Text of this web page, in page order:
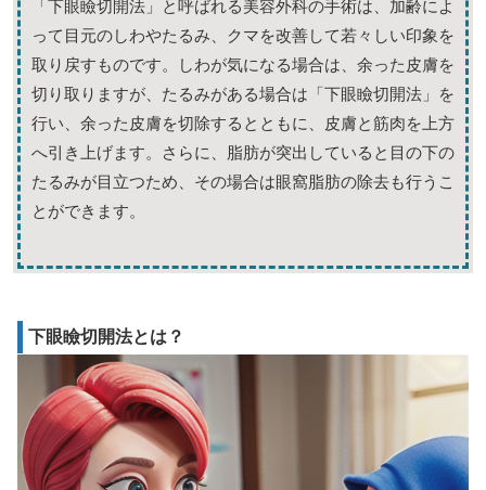
「下眼瞼切開法」と呼ばれる美容外科の手術は、加齢によ
って目元のしわやたるみ、クマを改善して若々しい印象を
取り戻すものです。しわが気になる場合は、余った皮膚を
切り取りますが、たるみがある場合は「下眼瞼切開法」を
行い、余った皮膚を切除するとともに、皮膚と筋肉を上方
へ引き上げます。さらに、脂肪が突出していると目の下の
たるみが目立つため、その場合は眼窩脂肪の除去も行うこ
とができます。
下眼瞼切開法とは？